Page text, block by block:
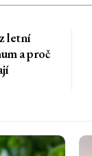
letní
a proč